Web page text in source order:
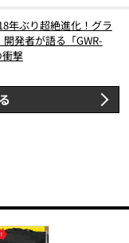
年ぶり超絶進化！グラ
発者が語る「GWR-
撃